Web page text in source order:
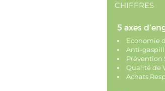
CHIFFRES
5 axes
Economie
Anti-
Prévention
Qualité de
Achats